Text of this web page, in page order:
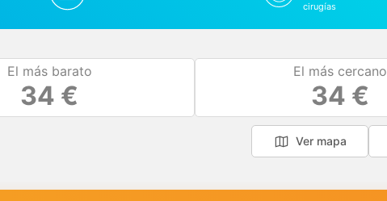
cirugías
El más barato
34 €
El más cercano
34 €
Ver mapa